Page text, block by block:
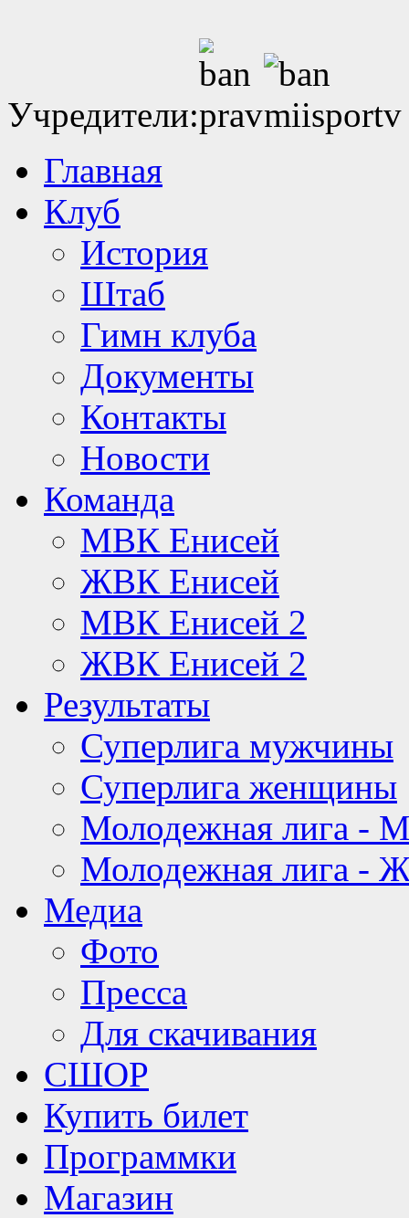
Учредители:
Главная
Клуб
История
Штаб
Гимн клуба
Документы
Контакты
Новости
Команда
МВК Енисей
ЖВК Енисей
МВК Енисей 2
ЖВК Енисей 2
Результаты
Суперлига мужчины
Суперлига женщины
Молодежная лига -
Молодежная лига -
Медиа
Фото
Пресса
Для скачивания
СШОР
Купить билет
Программки
Магазин